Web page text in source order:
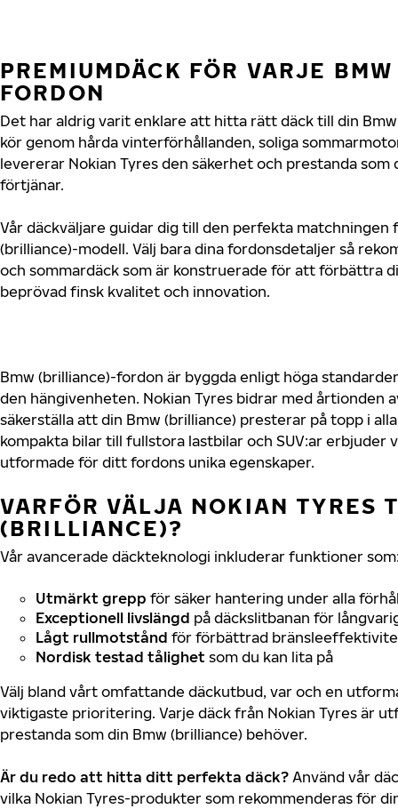
PREMIUMDÄCK FÖR VARJE
FORDON
Det har aldrig varit enklare att hitta rätt däck till din
kör genom hårda vinterförhållanden, soliga
levererar Nokian Tyres den säkerhet och prestanda som
förtjänar.
Vår däckväljare guidar dig till den perfekta matchningen
(brilliance)-modell. Välj bara dina fordonsdetaljer så
och sommardäck som är konstruerade för att förbättra
beprövad finsk kvalitet och innovation.
Bmw (brilliance)-fordon är byggda enligt höga
den hängivenheten. Nokian Tyres bidrar med årtionden
säkerställa att din Bmw (brilliance) presterar på topp i
kompakta bilar till fullstora lastbilar och SUV:ar erbjuder
utformade för ditt fordons unika egenskaper.
VARFÖR VÄLJA NOKIAN TYRES
(BRILLIANCE)?
Vår avancerade däckteknologi inkluderar funktioner
Utmärkt grepp för säker hantering under alla
Exceptionell livslängd på däckslitbanan för
Lågt rullmotstånd för förbättrad
Nordisk testad tålighet som du kan lita på
Välj bland vårt omfattande däckutbud, var och en
viktigaste prioritering. Varje däck från Nokian Tyres är
prestanda som din Bmw (brilliance) behöver.
Är du redo att hitta ditt perfekta däck? Använd vår
vilka Nokian Tyres-produkter som rekommenderas för